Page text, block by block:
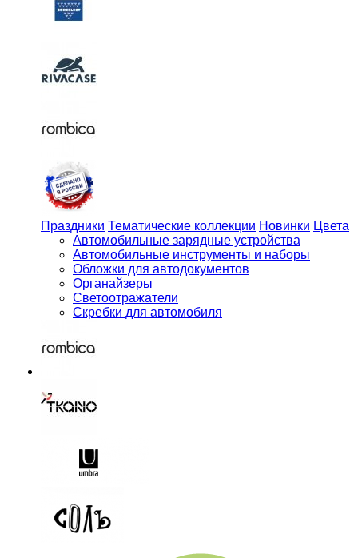
Праздники Тематические коллекции Новинки Цвета
Автомобильные зарядные устройства
Автомобильные инструменты и наборы
Обложки для автодокументов
Органайзеры
Светоотражатели
Скребки для автомобиля